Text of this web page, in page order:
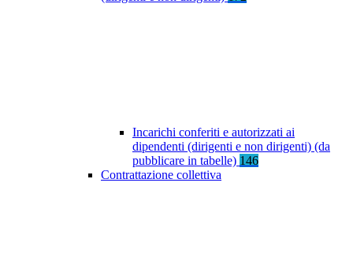
Incarichi conferiti e autorizzati ai
dipendenti (dirigenti e non dirigenti) (da
pubblicare in tabelle) 146
Contrattazione collettiva